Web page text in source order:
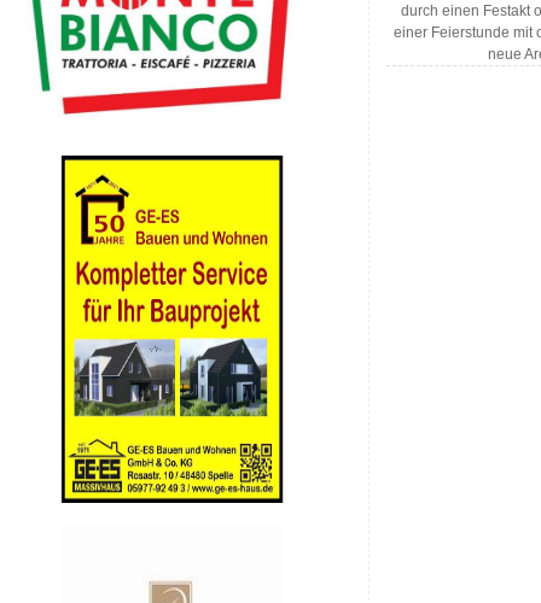
durch einen Festakt
einer Feierstunde mit
neue